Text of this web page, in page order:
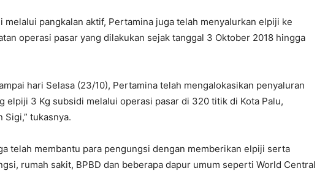
melalui pangkalan aktif, Pertamina juga telah menyalurkan elpiji ke
operasi pasar yang dilakukan sejak tanggal 3 Oktober 2018 hingga
hari Selasa (23/10), Pertamina telah mengalokasikan penyaluran
elpiji 3 Kg subsidi melalui operasi pasar di 320 titik di Kota Palu,
Sigi,” tukasnya.
telah membantu para pengungsi dengan memberikan elpiji serta
rumah sakit, BPBD dan beberapa dapur umum seperti World Central